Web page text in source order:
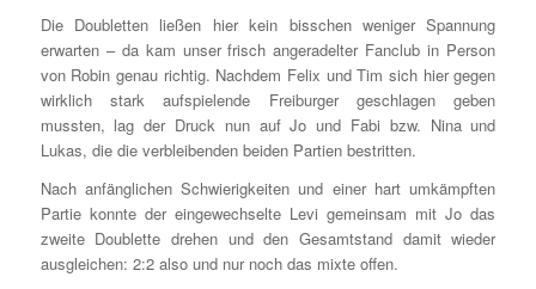
Die Doubletten ließen hier kein bisschen weniger Spannung
erwarten – da kam unser frisch angeradelter Fanclub in Person
von Robin genau richtig. Nachdem Felix und Tim sich hier gegen
wirklich stark aufspielende Freiburger geschlagen geben
mussten, lag der Druck nun auf Jo und Fabi bzw. Nina und
Lukas, die die verbleibenden beiden Partien bestritten.
Nach anfänglichen Schwierigkeiten und einer hart umkämpften
Partie konnte der eingewechselte Levi gemeinsam mit Jo das
zweite Doublette drehen und den Gesamtstand damit wieder
ausgleichen: 2:2 also und nur noch das mixte offen.